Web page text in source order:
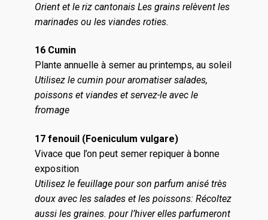
Orient et le riz cantonais Les grains relèvent les
marinades ou les viandes roties.
16 Cumin
Plante annuelle à semer au printemps, au soleil
Utilisez le cumin pour aromatiser salades,
poissons et viandes et servez-le avec le
fromage
17 fenouil (Foeniculum vulgare)
Vivace que l’on peut semer repiquer à bonne
exposition
Utilisez le feuillage pour son parfum anisé très
doux avec les salades et les poissons: Récoltez
aussi les graines. pour l’hiver elles parfumeront